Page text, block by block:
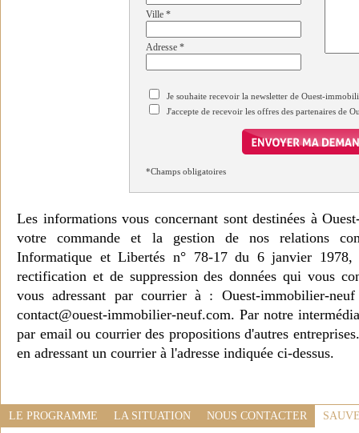
Ville *
Adresse *
Je souhaite recevoir la newsletter de Ouest-
J'accepte de recevoir les offres des partenaires de
*Champs obligatoires
Les informations vous concernant sont destinées à
votre commande et la gestion de nos relations
Informatique et Libertés n° 78-17 du 6 janvier 1978,
rectification et de suppression des données qui vous
vous adressant par courrier à : Ouest-immobilier-
contact@ouest-immobilier-neuf.com. Par notre
par email ou courrier des propositions d'autres
en adressant un courrier à l'adresse indiquée ci-dessus.
LE PROGRAMME LA SITUATION NOUS CONTACTER